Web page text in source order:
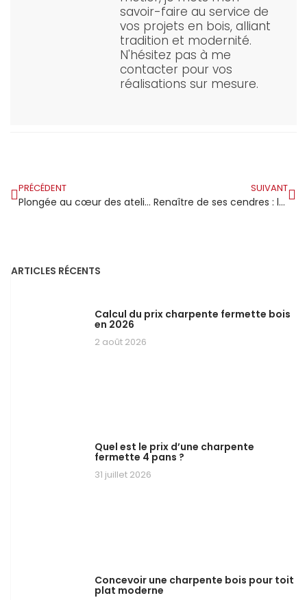
savoir-faire au service de
vos projets en bois, alliant
tradition et modernité.
N'hésitez pas à me
contacter pour vos
réalisations sur mesure.
PRÉCÉDENT
Plongée au cœur des ateliers LB Belliard à Gorron : l’expertise en constructions bois au service de la vie locale
SUIVANT
Renaître de ses cendres : la métamorphose de la charpente de la cathédrale Notre-Dame de Paris
ARTICLES RÉCENTS
Calcul du prix charpente fermette bois
en 2026
2 août 2026
Quel est le prix d’une charpente
fermette 4 pans ?
31 juillet 2026
Concevoir une charpente bois pour toit
plat moderne